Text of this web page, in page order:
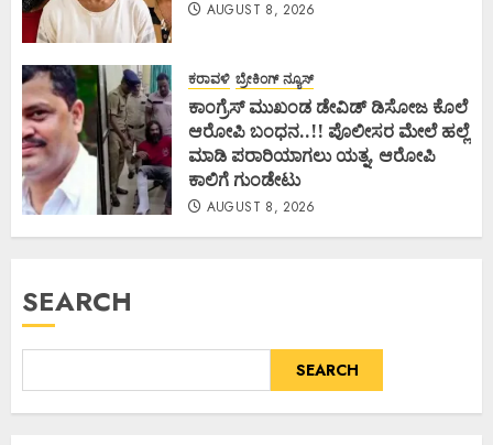
AUGUST 8, 2026
ಕರಾವಳಿ ಬ್ರೇಕಿಂಗ್ ನ್ಯೂಸ್
ಕಾಂಗ್ರೆಸ್ ಮುಖಂಡ ಡೇವಿಡ್ ಡಿಸೋಜ ಕೊಲೆ
ಆರೋಪಿ ಬಂಧನ..!! ಪೊಲೀಸರ ಮೇಲೆ ಹಲ್ಲೆ
ಮಾಡಿ ಪರಾರಿಯಾಗಲು ಯತ್ನ, ಆರೋಪಿ
ಕಾಲಿಗೆ ಗುಂಡೇಟು
AUGUST 8, 2026
SEARCH
SEARCH